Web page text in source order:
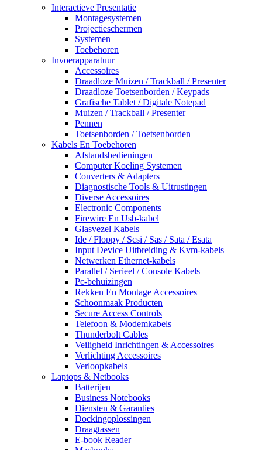
Interactieve Presentatie
Montagesystemen
Projectieschermen
Systemen
Toebehoren
Invoerapparatuur
Accessoires
Draadloze Muizen / Trackball / Presenter
Draadloze Toetsenborden / Keypads
Grafische Tablet / Digitale Notepad
Muizen / Trackball / Presenter
Pennen
Toetsenborden / Toetsenborden
Kabels En Toebehoren
Afstandsbedieningen
Computer Koeling Systemen
Converters & Adapters
Diagnostische Tools & Uitrustingen
Diverse Accessoires
Electronic Components
Firewire En Usb-kabel
Glasvezel Kabels
Ide / Floppy / Scsi / Sas / Sata / Esata
Input Device Uitbreiding & Kvm-kabels
Netwerken Ethernet-kabels
Parallel / Serieel / Console Kabels
Pc-behuizingen
Rekken En Montage Accessoires
Schoonmaak Producten
Secure Access Controls
Telefoon & Modemkabels
Thunderbolt Cables
Veiligheid Inrichtingen & Accessoires
Verlichting Accessoires
Verloopkabels
Laptops & Netbooks
Batterijen
Business Notebooks
Diensten & Garanties
Dockingoplossingen
Draagtassen
E-book Reader